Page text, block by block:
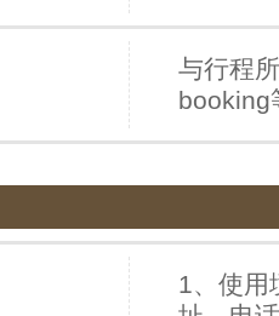
与行程
booking
1、使用